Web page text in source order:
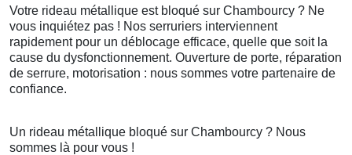
Votre rideau métallique est bloqué sur Chambourcy ? Ne
vous inquiétez pas ! Nos serruriers interviennent
rapidement pour un déblocage efficace, quelle que soit la
cause du dysfonctionnement. Ouverture de porte, réparation
de serrure, motorisation : nous sommes votre partenaire de
confiance.
Un rideau métallique bloqué sur Chambourcy ? Nous
sommes là pour vous !